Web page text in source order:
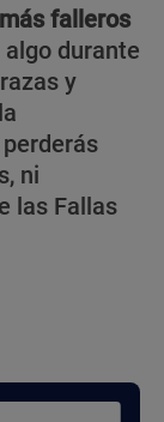
falleros
durante
y
ni
las Fallas